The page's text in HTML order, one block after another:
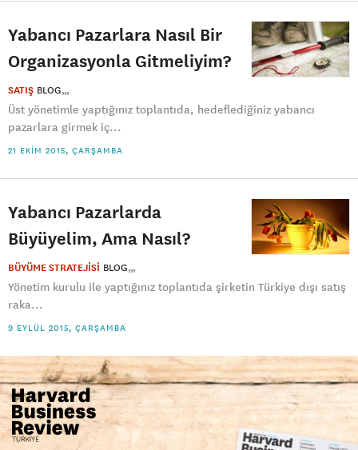
Yabancı Pazarlara Nasıl Bir
Organizasyonla Gitmeliyim?
SATIŞ BLOG
Üst yönetimle yaptığınız toplantıda, hedeflediğiniz yabancı
pazarlara girmek iç...
21 EKIM 2015, ÇARŞAMBA
Yabancı Pazarlarda
Büyüyelim, Ama Nasıl?
BÜYÜME STRATEJİSİ BLOG
Yönetim kurulu ile yaptığınız toplantıda şirketin Türkiye dışı satış
raka...
9 EYLÜL 2015, ÇARŞAMBA